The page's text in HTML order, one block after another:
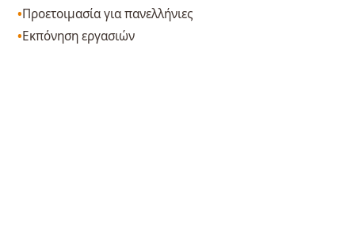
Προετοιμασία για πανελλήνιες
Εκπόνηση εργασιών